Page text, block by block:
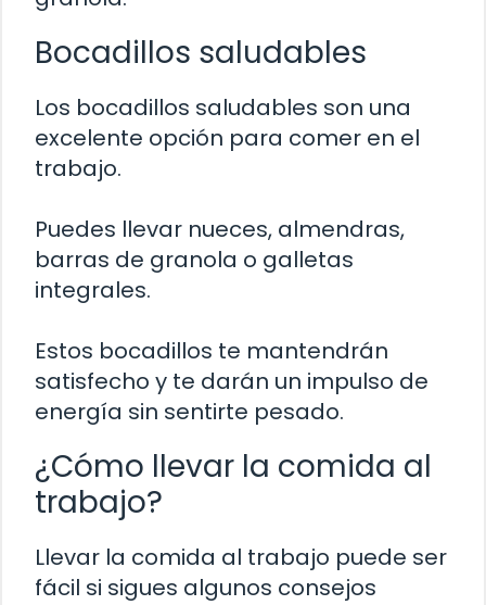
Bocadillos saludables
Los bocadillos saludables son una
excelente opción para comer en el
trabajo.
Puedes llevar nueces, almendras,
barras de granola o galletas
integrales.
Estos bocadillos te mantendrán
satisfecho y te darán un impulso de
energía sin sentirte pesado.
¿Cómo llevar la comida al
trabajo?
Llevar la comida al trabajo puede ser
fácil si sigues algunos consejos